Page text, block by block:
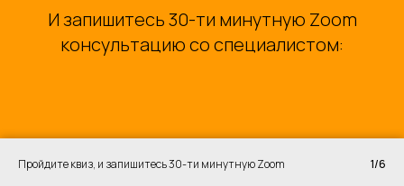
И запишитесь 30-ти минутную Zoom
консультацию со специалистом:
Пройдите квиз, и запишитесь 30-ти минутную Zoom 1/6